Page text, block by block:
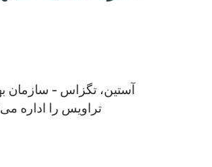
آستین، تگزاس - سازمان
تراویس را اداره